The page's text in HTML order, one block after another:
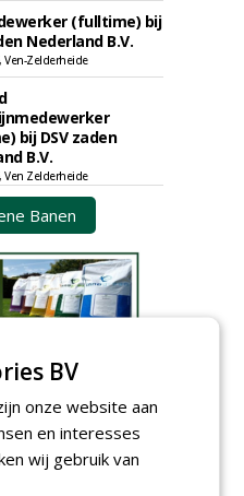
(fulltime) bij
Nederland B.V.
Ven-Zelderheide
bij DSV zaden
B.V.
Ven Zelderheide
Banen
advertenties
BV
onze website aan
en interesses
wij gebruik van